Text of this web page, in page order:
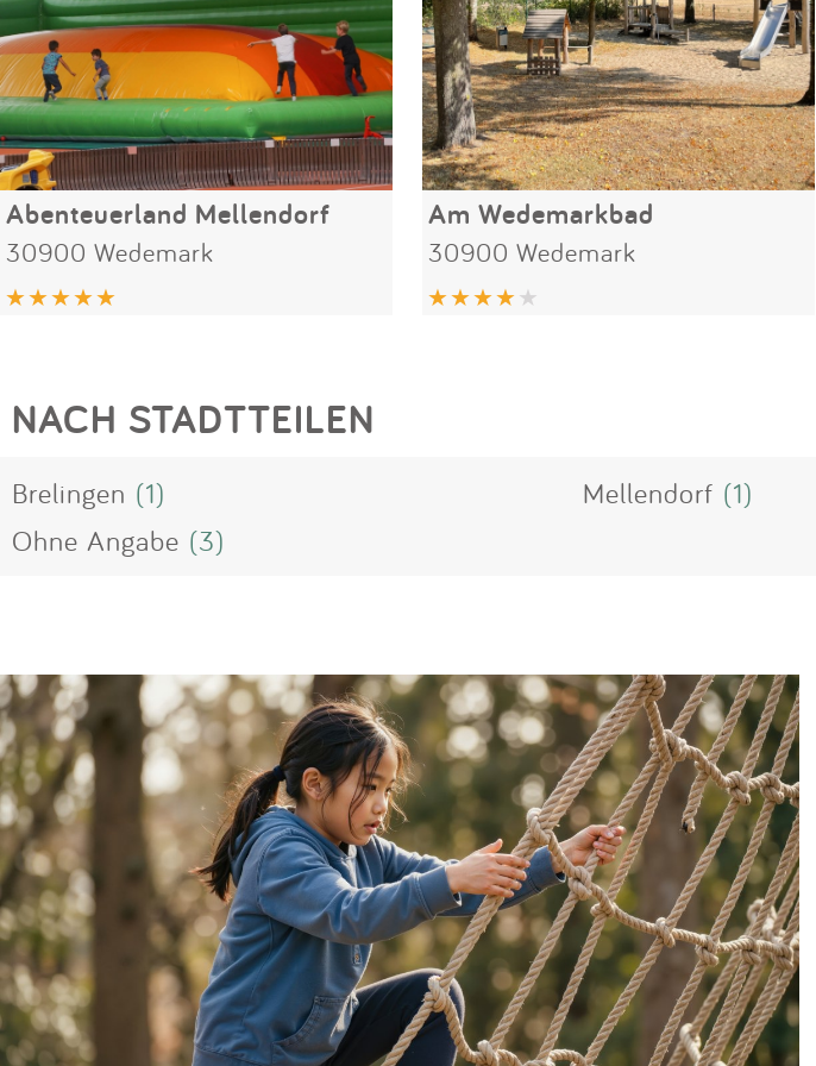
Abenteuerland Mellendorf
30900 Wedemark
Am Wedemarkbad
30900 Wedemark
NACH STADTTEILEN
Brelingen (1) Mellendorf (1)
Ohne Angabe (3)